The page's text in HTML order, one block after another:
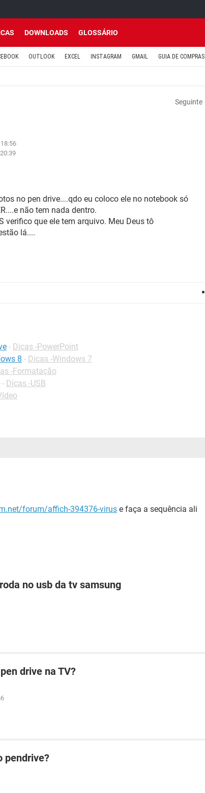
DOWNLOADS GLOSSÁRIO
OUTLOOK EXCEL INSTAGRAM GMAIL GUIA DE COMPRAS
Seguinte
no pen drive....qdo eu coloco ele no notebook só
não tem nada dentro.
verifico que ele tem arquivo. Meu Deus tô
lá....
- Dicas -PowerPoint
8 - Dicas -Windows 7
-Formatação
- Dicas -USB
forum/affich-394376-virus e faça a sequência ali
no usb da tv samsung
drive na TV?
pendrive?